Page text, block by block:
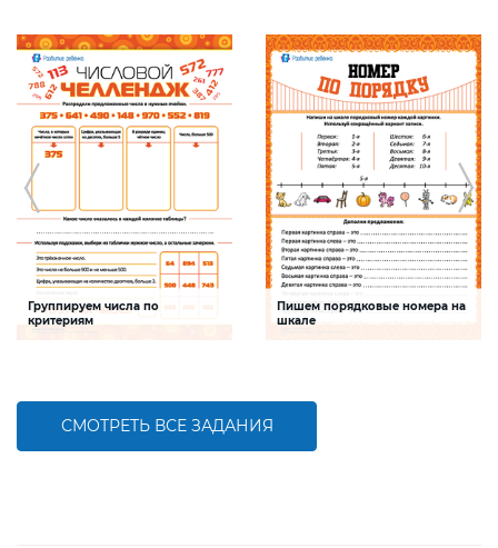
Группируем числа по
критериям
Пишем порядковые номера на
шкале
работать с числами первого десятка
СМОТРЕТЬ ВСЕ ЗАДАНИЯ